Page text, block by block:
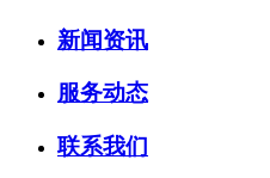
新闻资讯
服务动态
联系我们